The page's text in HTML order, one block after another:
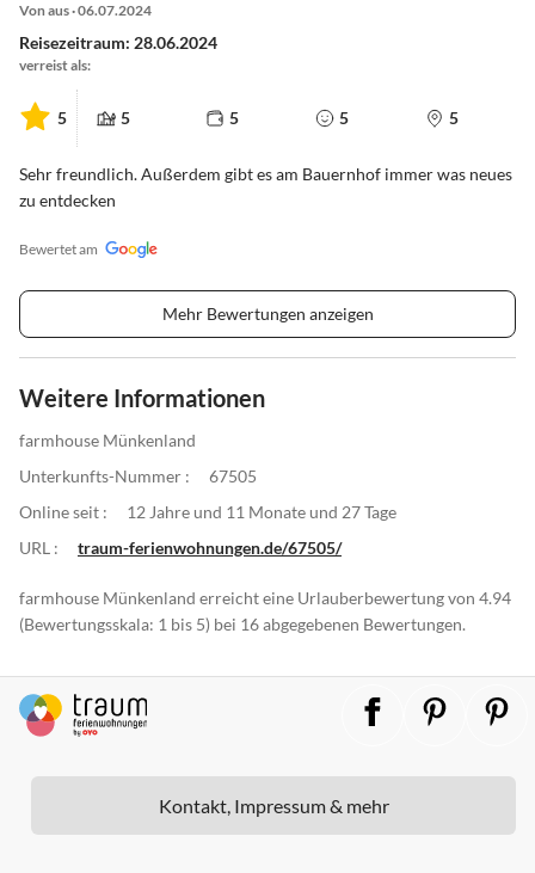
Von aus · 06.07.2024
Reisezeitraum: 28.06.2024
verreist als:
5 5 5 5 5
Sehr freundlich. Außerdem gibt es am Bauernhof immer was neues
zu entdecken
Bewertet am
Mehr Bewertungen anzeigen
Weitere Informationen
farmhouse Münkenland
Unterkunfts-Nummer :
67505
Online seit :
12 Jahre und 11 Monate und 27 Tage
URL :
traum-ferienwohnungen.de/67505/
farmhouse Münkenland erreicht eine Urlauberbewertung von 4.94
(Bewertungsskala: 1 bis 5) bei 16 abgegebenen Bewertungen.
Kontakt, Impressum & mehr